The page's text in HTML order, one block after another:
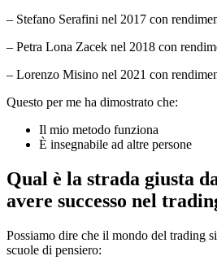
– Stefano Serafini nel 2017 con
– Petra Lona Zacek nel 2018 con
– Lorenzo Misino nel 2021 con
Questo per me ha dimostrato che:
Il mio metodo funziona
È insegnabile ad altre persone
Qual è la strada giusta
avere successo nel
Possiamo dire che il mondo del trading
scuole di pensiero: